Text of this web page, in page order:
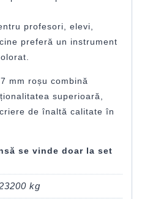
profesori, elevi,
preferă un instrument
mm roșu combină
superioară,
de înaltă calitate în
se vinde doar la set
kg